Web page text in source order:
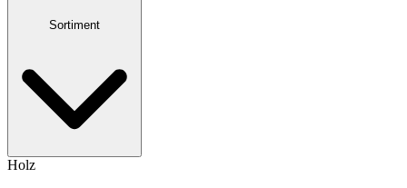
Sortiment
Holz